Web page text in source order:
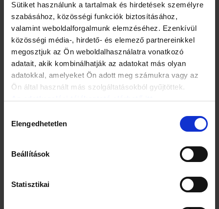
Sütiket használunk a tartalmak és hirdetések személyre
szabásához, közösségi funkciók biztosításához,
valamint weboldalforgalmunk elemzéséhez. Ezenkívül
közösségi média-, hirdető- és elemező partnereinkkel
megosztjuk az Ön weboldalhasználatra vonatkozó
adatait, akik kombinálhatják az adatokat más olyan
adatokkal, amelyeket Ön adott meg számukra vagy az
Ön által használt más szolgáltatásokból gyűjtöttek.
kiválasztása
Elengedhetetlen
Beállítások
Statisztikai
szükséges egyéni mennyiséget? Valóban léteznek-e
bagoly- és pacsirta-típusú emberek, vagy ez csak egyfajta
önigazolás?
Léteznek ezek a
típusok, de abban
kevésbé hiszek, hogy
ennek kizárólag
genetikai okai vannak.
Persze ez is
tapasztalatok azt
mutatják: elsősorban
gyermekkorától fogva
szoktatja magát, majd
később is ehhez
választ. Mások ezt